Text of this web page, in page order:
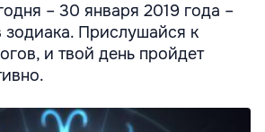
– 30 января 2019 года –
зодиака. Прислушайся к
и твой день пройдет